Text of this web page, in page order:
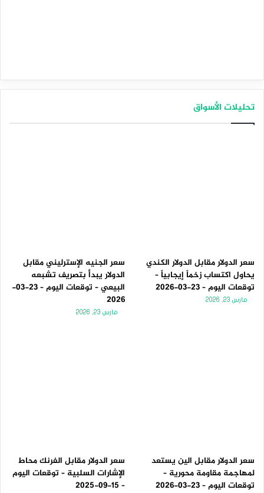
تحليلات الأسواق
سعر الدولار مقابل الدولار الكندي
يحاول اكتساب زخماً إيجابياً –
توقعات اليوم – 23-03-2026
مارس 23, 2026
سعر الجنيه الإسترليني مقابل
الدولار يبدأ بتصريف تشبعه
البيعي – توقعات اليوم – 23-03-
2026
مارس 23, 2026
سعر الدولار مقابل الين يستعد
لمهاجمة مقاومة محورية –
توقعات اليوم – 23-03-2026
سعر الدولار مقابل الفرنك محاط
الإشارات السلبية – توقعات اليوم
– 15-09-2025